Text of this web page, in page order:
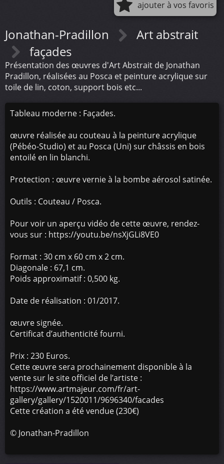
ajouter à vos favoris
Jonathan-Pradillon
Art abstrait
façades
Présentation des œuvres d'Art Abstrait de Jonathan
Pradillon, réalisées au Posca et peinture acrylique sur
toile de lin, coton, support bois etc...
Tableau moderne : Façades.
œuvre réalisée au couteau à la peinture acrylique
(Pébéo-Studio) et au Posca (Uni) sur châssis en bois
entoilé en lin blanchi.
Protection : œuvre vernie à la bombe aérosol satinée.
Outils : Couteau / Posca.
Pour voir un aperçu vidéo de cette œuvre, rendez-
vous sur : https://youtu.be/nsXjGLi8VE0
Format : 30 cm x 60 cm x 2 cm.
Diagonale : 67,1 cm.
Poids approximatif : 0,500 kg.
Date de réalisation : 01/2017.
œuvre signée.
Certificat d’authenticité fourni.
Prix : 230 Euros.
Cette œuvre sera prochainement disponible à la
vente sur le site officiel de l’artiste :
https://www.artmajeur.com/fr/art-
gallery/gallery/1520011/9696340/facades
Cette création a été vendue (230€)
© Jonathan-Pradillon